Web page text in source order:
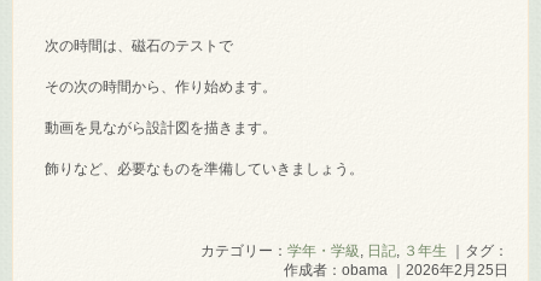
次の時間は、磁石のテストで
その次の時間から、作り始めます。
動画を見ながら設計図を描きます。
飾りなど、必要なものを準備していきましょう。
カテゴリー： 学年・学級 , 日記, ３年生 ｜タグ：
作成者：obama ｜2026年2月25日